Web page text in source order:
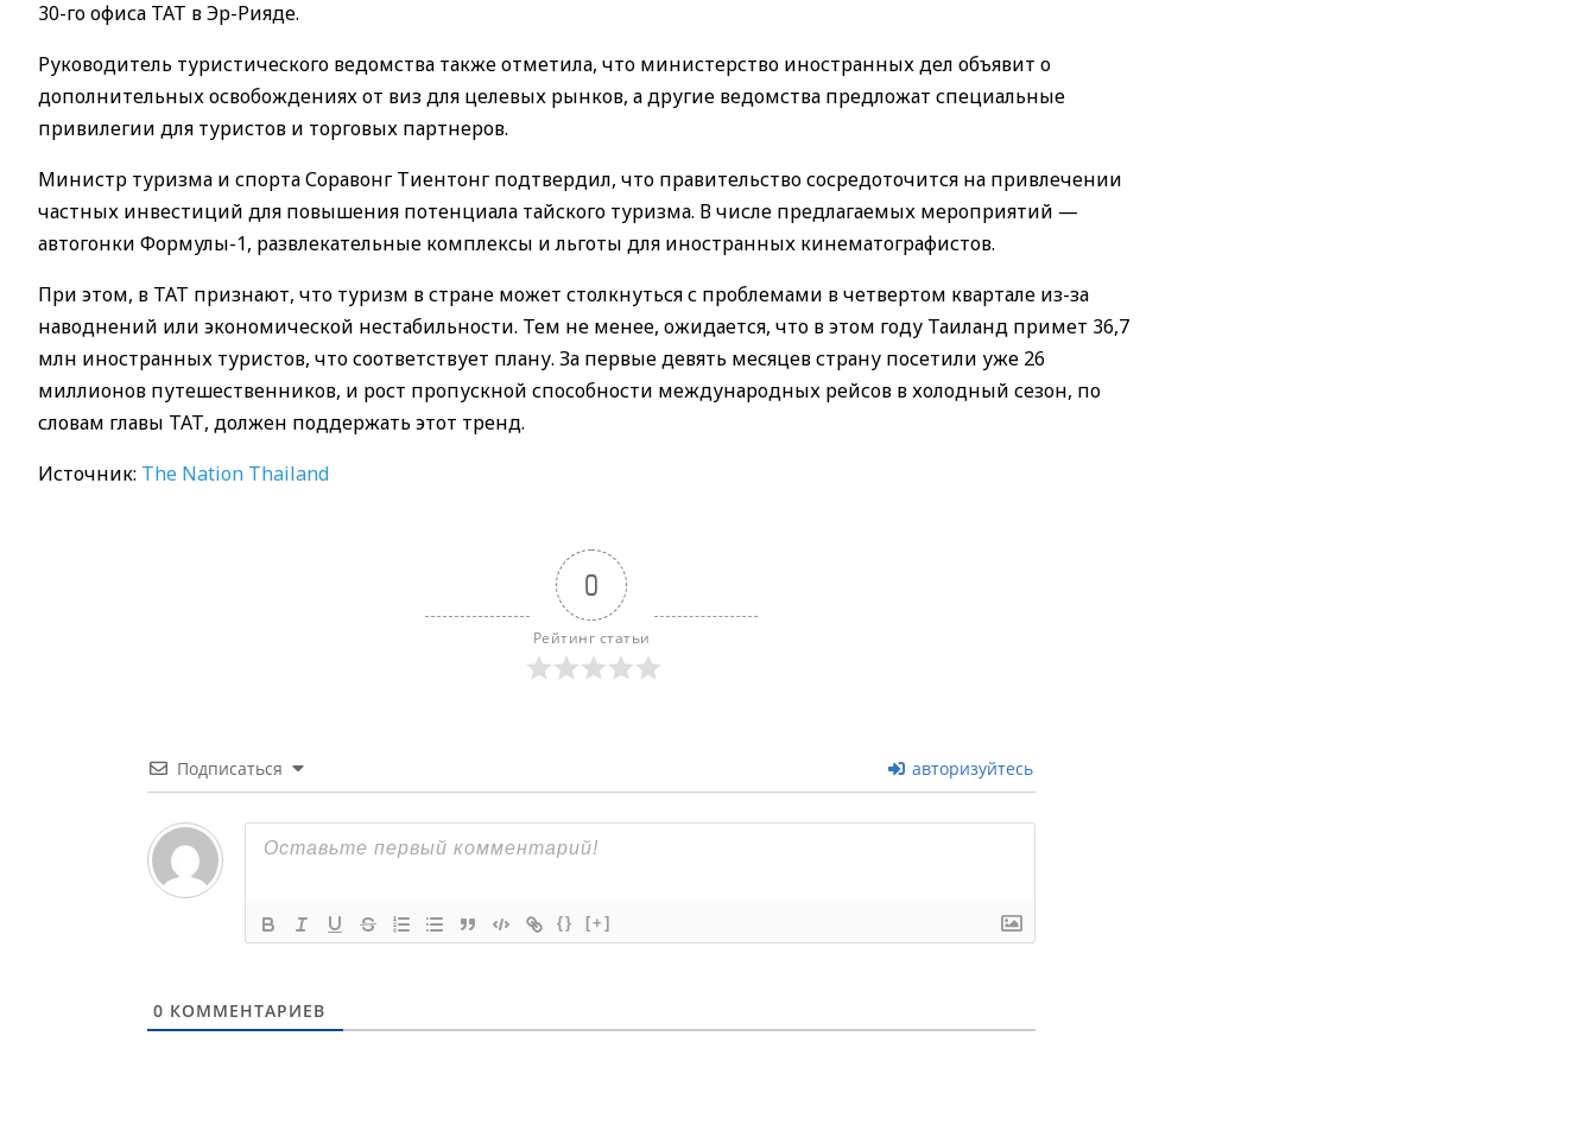
30-го офиса ТАТ в Эр-Рияде.
Руководитель туристического ведомства также отметила, что министерство иностранных дел объявит о
дополнительных освобождениях от виз для целевых рынков, а другие ведомства предложат специальные
привилегии для туристов и торговых партнеров.
Министр туризма и спорта Соравонг Тиентонг подтвердил, что правительство сосредоточится на привлечении
частных инвестиций для повышения потенциала тайского туризма. В числе предлагаемых мероприятий —
автогонки Формулы-1, развлекательные комплексы и льготы для иностранных кинематографистов.
При этом, в ТАТ признают, что туризм в стране может столкнуться с проблемами в четвертом квартале из-за
наводнений или экономической нестабильности. Тем не менее, ожидается, что в этом году Таиланд примет 36,7
млн иностранных туристов, что соответствует плану. За первые девять месяцев страну посетили уже 26
миллионов путешественников, и рост пропускной способности международных рейсов в холодный сезон, по
словам главы ТАТ, должен поддержать этот тренд.
Источник: The Nation Thailand
0
Рейтинг статьи
Подписаться авторизуйтесь
{} [+]
0 КОММЕНТАРИЕВ